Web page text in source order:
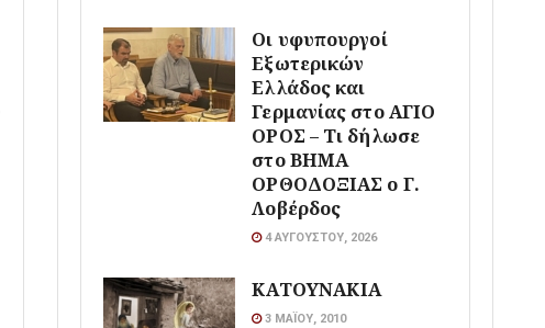
Οι υφυπουργοί
Εξωτερικών
Ελλάδος και
Γερμανίας στο ΑΓΙΟ
ΟΡΟΣ – Τι δήλωσε
στο ΒΗΜΑ
ΟΡΘΟΔΟΞΙΑΣ ο Γ.
Λοβέρδος
4 ΑΥΓΟΎΣΤΟΥ, 2026
ΚΑΤΟΥΝΑΚΙΑ
3 ΜΑΪ́ΟΥ, 2010